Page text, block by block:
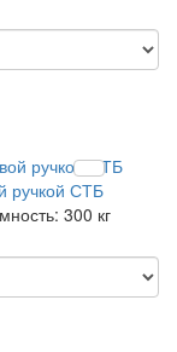
ручкой СТБ
300 кг